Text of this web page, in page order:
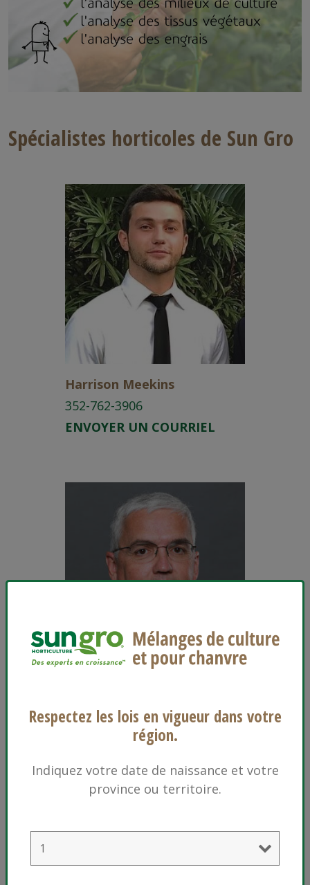
Spécialistes horticoles de Sun Gro
Harrison Meekins
352-762-3906
ENVOYER UN COURRIEL
ENVOYER UN COURRIEL
Respectez les lois en vigueur dans votre
région.
Indiquez votre date de naissance et votre
province ou territoire.